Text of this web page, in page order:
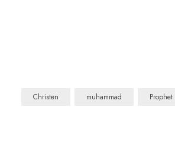
Christen muhammad Prophet